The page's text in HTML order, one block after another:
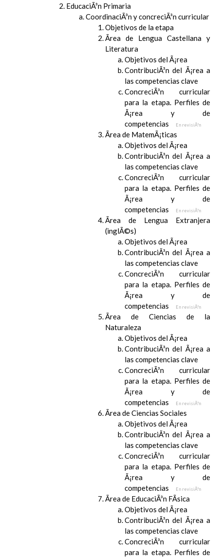
EducaciÃ³n Primaria
CoordinaciÃ³n y concreciÃ³n curricular
Objetivos de la etapa
Ãrea de Lengua Castellana y
Literatura
Objetivos del Ã¡rea
ContribuciÃ³n del Ã¡rea a
las competencias clave
ConcreciÃ³n curricular
para la etapa. Perfiles de
Ã¡rea y de
competencias
En revisiÃ³n
Ãrea de MatemÃ¡ticas
Objetivos del Ã¡rea
ContribuciÃ³n del Ã¡rea a
las competencias clave
ConcreciÃ³n curricular
para la etapa. Perfiles de
Ã¡rea y de
competencias
En revisiÃ³n
Ãrea de Lengua Extranjera
(inglÃ©s)
Objetivos del Ã¡rea
ContribuciÃ³n del Ã¡rea a
las competencias clave
ConcreciÃ³n curricular
para la etapa. Perfiles de
Ã¡rea y de
competencias
En revisiÃ³n
Ãrea de Ciencias de la
Naturaleza
Objetivos del Ã¡rea
ContribuciÃ³n del Ã¡rea a
las competencias clave
ConcreciÃ³n curricular
para la etapa. Perfiles de
Ã¡rea y de
competencias
En revisiÃ³n
Ãrea de Ciencias Sociales
Objetivos del Ã¡rea
ContribuciÃ³n del Ã¡rea a
las competencias clave
ConcreciÃ³n curricular
para la etapa. Perfiles de
Ã¡rea y de
competencias
En revisiÃ³n
Ãrea de EducaciÃ³n FÃ­sica
Objetivos del Ã¡rea
ContribuciÃ³n del Ã¡rea a
las competencias clave
ConcreciÃ³n curricular
para la etapa. Perfiles de